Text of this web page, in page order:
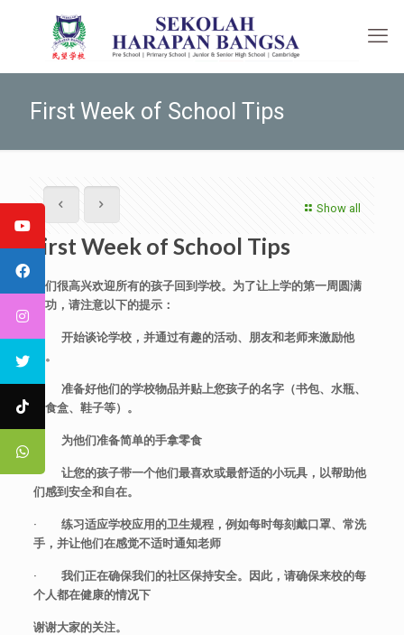
First Week of School Tips
Show all
First Week of School Tips
我们很高兴欢迎所有的孩子回到学校。为了让上学的第一周圆满
成功，请注意以下的提示：
·
开始谈论学校，并通过有趣的活动、朋友和老师来激励他
们。
准备好他们的学校物品并贴上您孩子的名字（书包、水瓶、
零食盒、鞋子等）。
为他们准备简单的手拿零食
·
让您的孩子带一个他们最喜欢或最舒适的小玩具，以帮助他
们感到安全和自在。
·
练习适应学校应用的卫生规程，例如每时每刻戴口罩、常洗
手，并让他们在感觉不适时通知老师
·
我们正在确保我们的社区保持安全。因此，请确保来校的每
个人都在健康的情况下
谢谢大家的关注。